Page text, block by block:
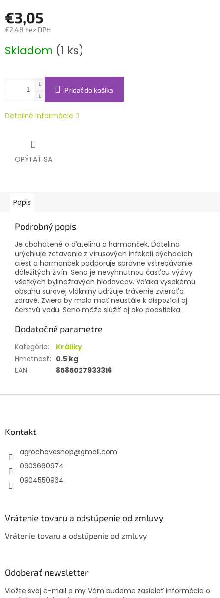
€3,05
€2,48 bez DPH
cena:
Skladom (1 ks)
Pridať do košíka
Detailné informácie
OPÝTAŤ SA
Popis
Podrobný popis
Je obohatené o ďatelinu a harmanček. Ďatelina
urýchluje zotavenie z vírusových infekcií dýchacích
ciest a harmanček podporuje správne vstrebávanie
dôležitých živín. Seno je nevyhnutnou časťou výživy
všetkých bylinožravých hlodavcov. Vďaka vysokému
obsahu surovej vlákniny udržuje trávenie zvieraťa
zdravé. Zviera by malo mať neustále k dispozícii aj
čerstvú vodu. Seno môže slúžiť aj ako podstielka.
Dodatočné parametre
Kategória:
Králiky
Hmotnosť: 0.5 kg
EAN: 8585027933316
Kontakt
agrochoveshop@gmail.com
0903660974
0904550964
Vrátenie tovaru a odstúpenie od zmluvy
Vrátenie tovaru a odstúpenie od zmluvy
Odoberať newsletter
Vložte svoj e-mail a my Vám budeme zasielať informácie o